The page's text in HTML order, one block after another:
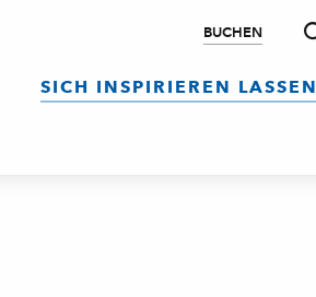
BUCHEN
SICH INSPIRIEREN LASSEN